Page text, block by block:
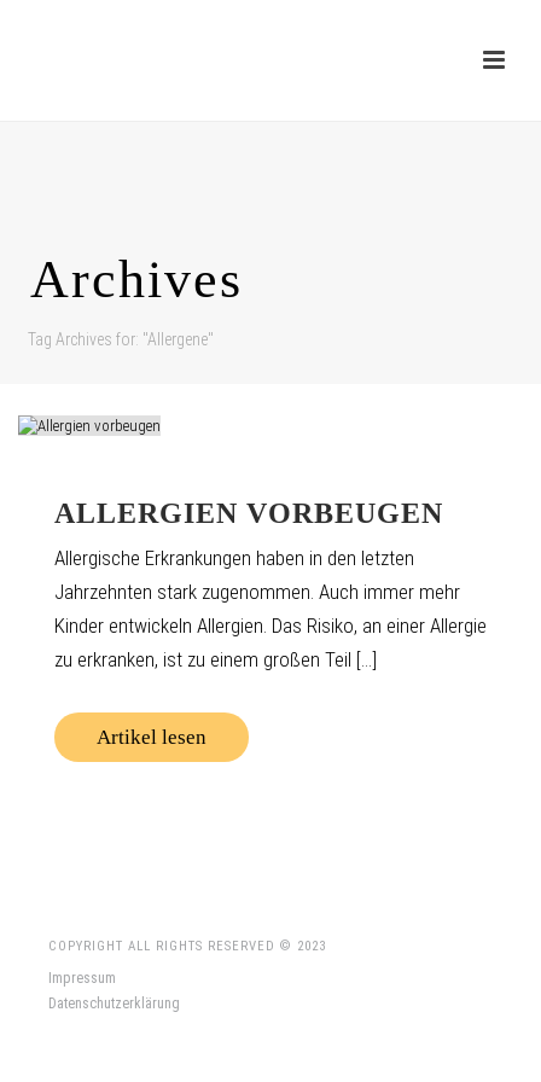
Archives
Tag Archives for: "Allergene"
ALLERGIEN VORBEUGEN
Allergische Erkrankungen haben in den letzten
Jahrzehnten stark zugenommen. Auch immer mehr
Kinder entwickeln Allergien. Das Risiko, an einer Allergie
zu erkranken, ist zu einem großen Teil [...]
Artikel lesen
COPYRIGHT ALL RIGHTS RESERVED © 2023
Impressum
Datenschutzerklärung